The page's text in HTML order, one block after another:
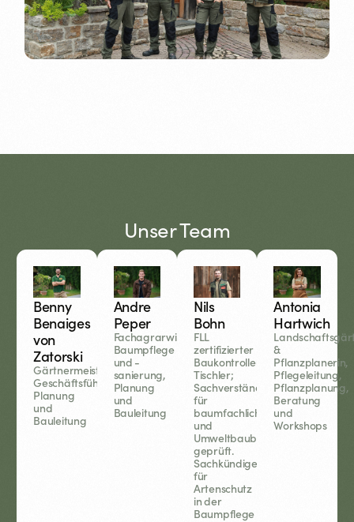
Unser Team
Benny
Benaiges
von
Zatorski
Gärtnermeister,
Geschäftsführung,
Planung
und
Bauleitung
Andre
Peper
Fachagrarwirt
Baumpflege
und -
sanierung,
Planung
und
Bauleitung
Nils
Bohn
FLL
zertifizierter
Baukontrolleur,
Tischler;
Sachverständiger
für
baumfachliche
und
Umweltbaubegleitung,
geprüft.
Sachkündiger
für
Artenschutz
in der
Baumpflege
Antonia
Hartwich
&
Pflanzplanerin,
Pflegeleitung,
Pflanzplanung,
Beratung
und
Workshops